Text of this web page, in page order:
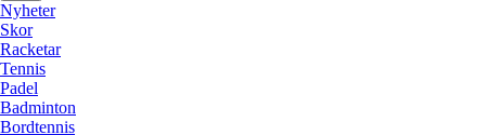
Nyheter
Skor
Racketar
Tennis
Padel
Badminton
Bordtennis